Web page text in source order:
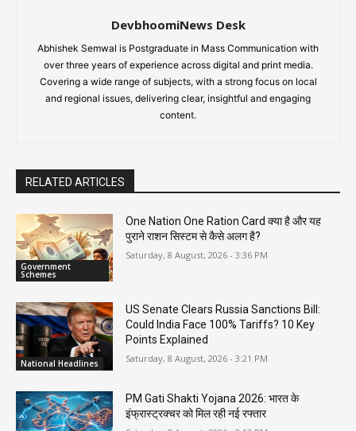
DevbhoomiNews Desk
Abhishek Semwal is Postgraduate in Mass Communication with
over three years of experience across digital and print media.
Covering a wide range of subjects, with a strong focus on local
and regional issues, delivering clear, insightful and engaging
content.
RELATED ARTICLES
Government
Schemes
One Nation One Ration Card क्या है और यह
पुराने राशन सिस्टम से कैसे अलग है?
Saturday, 8 August, 2026 - 3:36 PM
National Headlines
US Senate Clears Russia Sanctions Bill:
Could India Face 100% Tariffs? 10 Key
Points Explained
Saturday, 8 August, 2026 - 3:21 PM
PM Gati Shakti Yojana 2026: भारत के
इंफ्रास्ट्रक्चर को मिल रही नई रफ्तार